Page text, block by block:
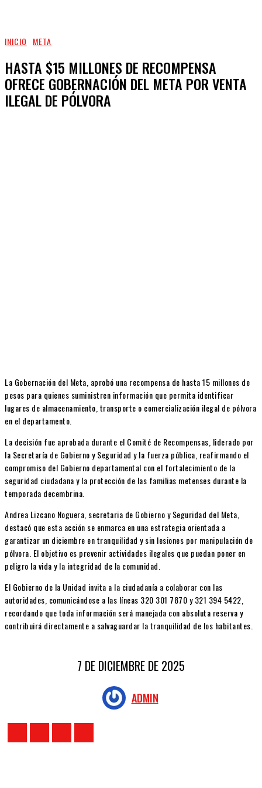
INICIO META
HASTA $15 MILLONES DE RECOMPENSA
OFRECE GOBERNACIÓN DEL META POR VENTA
ILEGAL DE PÓLVORA
La Gobernación del Meta, aprobó una recompensa de hasta 15 millones de
pesos para quienes suministren información que permita identificar
lugares de almacenamiento, transporte o comercialización ilegal de pólvora
en el departamento.
La decisión fue aprobada durante el Comité de Recompensas, liderado por
la Secretaría de Gobierno y Seguridad y la fuerza pública, reafirmando el
compromiso del Gobierno departamental con el fortalecimiento de la
seguridad ciudadana y la protección de las familias metenses durante la
temporada decembrina.
Andrea Lizcano Noguera, secretaria de Gobierno y Seguridad del Meta,
destacó que esta acción se enmarca en una estrategia orientada a
garantizar un diciembre en tranquilidad y sin lesiones por manipulación de
pólvora. El objetivo es prevenir actividades ilegales que puedan poner en
peligro la vida y la integridad de la comunidad.
El Gobierno de la Unidad invita a la ciudadanía a colaborar con las
autoridades, comunicándose a las líneas 320 301 7870 y 321 394 5422,
recordando que toda información será manejada con absoluta reserva y
contribuirá directamente a salvaguardar la tranquilidad de los habitantes.
7 DE DICIEMBRE DE 2025
ADMIN